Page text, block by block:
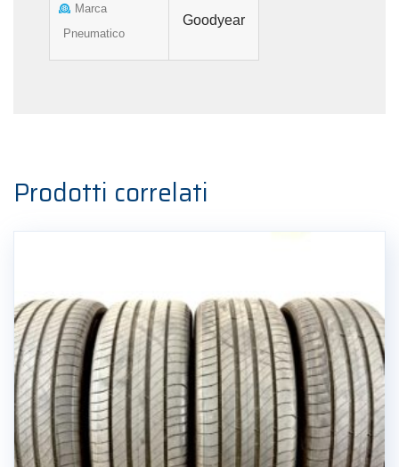
Marca
Pneumatico
Goodyear
Prodotti correlati